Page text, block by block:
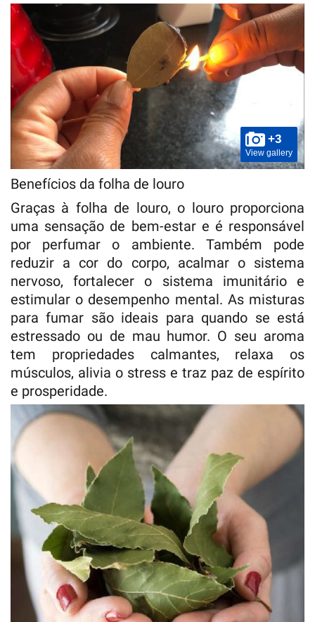
+3
View gallery
Benefícios da folha de louro
Graças à folha de louro, o louro proporciona
uma sensação de bem-estar e é responsável
por perfumar o ambiente. Também pode
reduzir a cor do corpo, acalmar o sistema
nervoso, fortalecer o sistema imunitário e
estimular o desempenho mental. As misturas
para fumar são ideais para quando se está
estressado ou de mau humor. O seu aroma
tem propriedades calmantes, relaxa os
músculos, alivia o stress e traz paz de espírito
e prosperidade.